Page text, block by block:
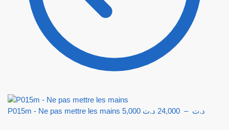
P015m - Ne pas mettre les mains 5,000 د.ت –
24,000 د.ت